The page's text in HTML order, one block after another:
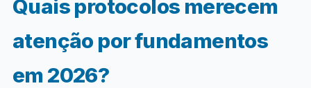
Quais protocolos merecem
atenção por fundamentos
em 2026?